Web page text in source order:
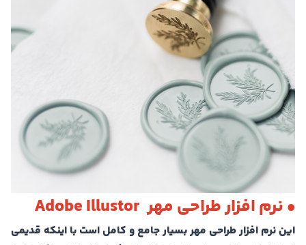
• نرم افزار طراحی مهر Adobe Illustor
این نرم افزار طراحی مهر بسیار جامع و کامل است با اینکه قدیمی